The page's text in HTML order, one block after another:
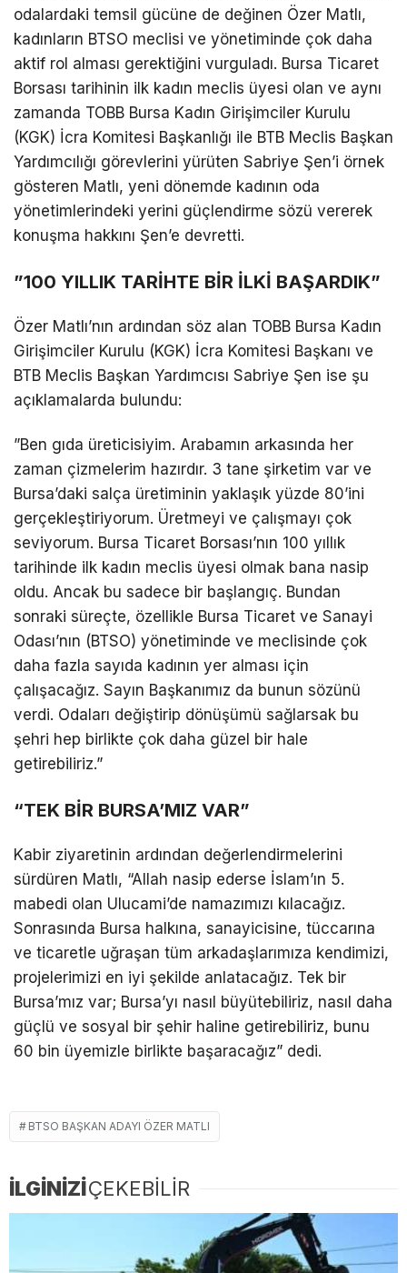
odalardaki temsil gücüne de değinen Özer Matlı,
kadınların BTSO meclisi ve yönetiminde çok daha
aktif rol alması gerektiğini vurguladı. Bursa Ticaret
Borsası tarihinin ilk kadın meclis üyesi olan ve aynı
zamanda TOBB Bursa Kadın Girişimciler Kurulu
(KGK) İcra Komitesi Başkanlığı ile BTB Meclis Başkan
Yardımcılığı görevlerini yürüten Sabriye Şen’i örnek
gösteren Matlı, yeni dönemde kadının oda
yönetimlerindeki yerini güçlendirme sözü vererek
konuşma hakkını Şen’e devretti.
​”100 YILLIK TARİHTE BİR İLKİ BAŞARDIK”
​Özer Matlı’nın ardından söz alan TOBB Bursa Kadın
Girişimciler Kurulu (KGK) İcra Komitesi Başkanı ve
BTB Meclis Başkan Yardımcısı Sabriye Şen ise şu
açıklamalarda bulundu:
​”Ben gıda üreticisiyim. Arabamın arkasında her
zaman çizmelerim hazırdır. 3 tane şirketim var ve
Bursa’daki salça üretiminin yaklaşık yüzde 80’ini
gerçekleştiriyorum. Üretmeyi ve çalışmayı çok
seviyorum. Bursa Ticaret Borsası’nın 100 yıllık
tarihinde ilk kadın meclis üyesi olmak bana nasip
oldu. Ancak bu sadece bir başlangıç. Bundan
sonraki süreçte, özellikle Bursa Ticaret ve Sanayi
Odası’nın (BTSO) yönetiminde ve meclisinde çok
daha fazla sayıda kadının yer alması için
çalışacağız. Sayın Başkanımız da bunun sözünü
verdi. Odaları değiştirip dönüşümü sağlarsak bu
şehri hep birlikte çok daha güzel bir hale
getirebiliriz.”
“TEK BİR BURSA’MIZ VAR”
​​Kabir ziyaretinin ardından değerlendirmelerini
sürdüren Matlı, “Allah nasip ederse İslam’ın 5.
mabedi olan Ulucami’de namazımızı kılacağız.
Sonrasında Bursa halkına, sanayicisine, tüccarına
ve ticaretle uğraşan tüm arkadaşlarımıza kendimizi,
projelerimizi en iyi şekilde anlatacağız. Tek bir
Bursa’mız var; Bursa’yı nasıl büyütebiliriz, nasıl daha
güçlü ve sosyal bir şehir haline getirebiliriz, bunu
60 bin üyemizle birlikte başaracağız” dedi.
BTSO BAŞKAN ADAYI ÖZER MATLI
İLGİNİZİÇEKEBİLİR